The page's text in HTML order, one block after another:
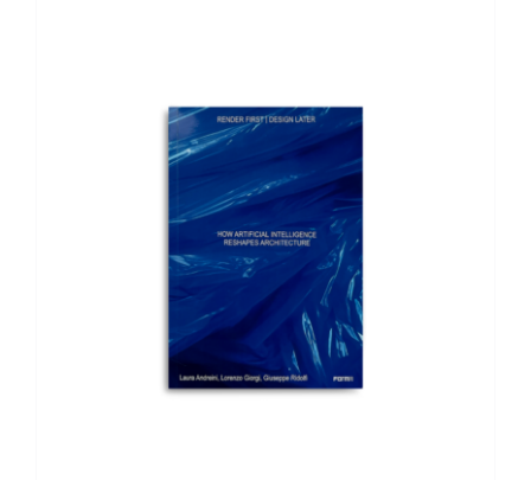
AGGIUNGI AL CARRELLO DETTAGLI